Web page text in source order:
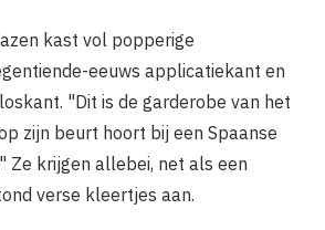
kast vol popperige
eeuws applicatiekant en
"Dit is de garderobe van het
zijn beurt hoort bij een Spaanse
Ze krijgen allebei, net als een
verse kleertjes aan.